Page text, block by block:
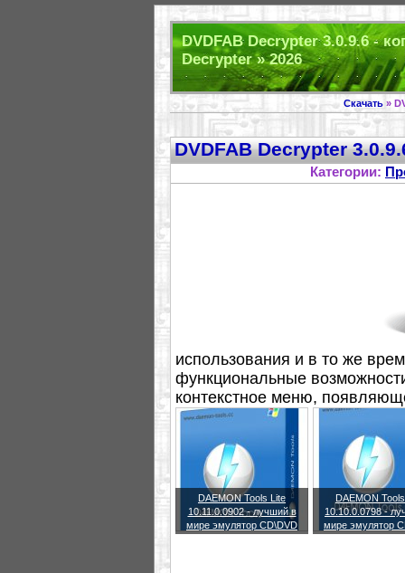
DVDFAB Decrypter 3.0.9.6 -
Decrypter » 2026
Скачать »
DVDFAB Decrypter
Категории:
использования и в то же
функциональные
контекстное меню,
мыши.
DAEMON Tools Lite
10.11.0.0902 - лучший в
мире эмулятор CD\DVD
DAEMON
10.10.0.0798 -
мире эмулятор